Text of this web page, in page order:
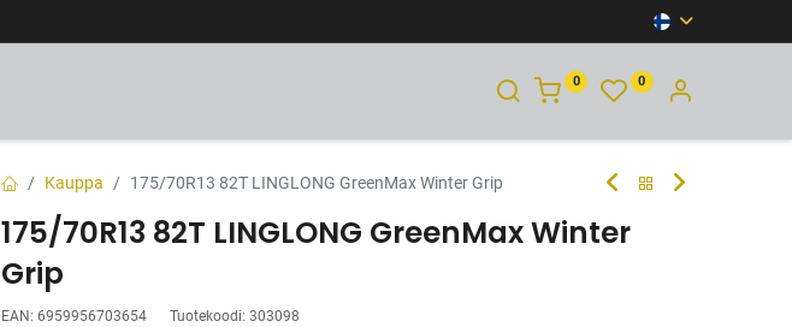
0 0
Kauppa 175/70R13 82T LINGLONG GreenMax Winter Grip
175/70R13 82T LINGLONG GreenMax Winter
Grip
EAN: 6959956703654 Tuotekoodi: 303098